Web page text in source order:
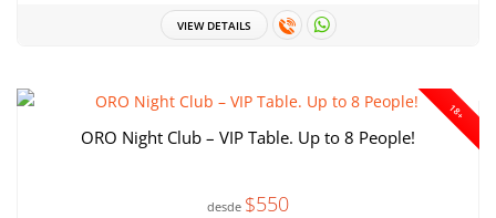
VIEW DETAILS
18+
ORO Night Club – VIP Table. Up to 8 People!
desde $550